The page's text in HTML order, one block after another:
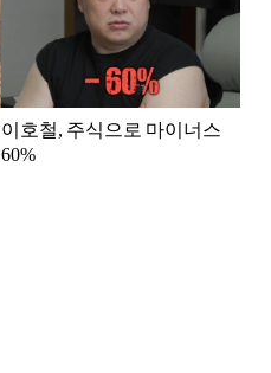
이호철, 주식으로 마이너스
60%